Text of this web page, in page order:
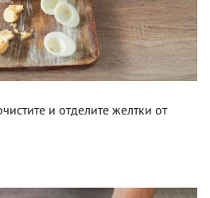
и отделите желтки от